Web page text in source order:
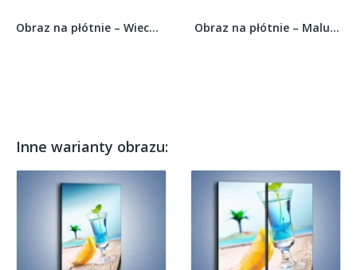
Obraz na płótnie – Wieczorowa kawa z prądem –... Obraz na płótnie – Malutki czajniczek do...
Inne warianty obrazu: